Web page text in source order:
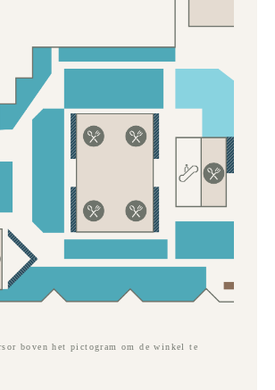
boven het pictogram om de winkel te